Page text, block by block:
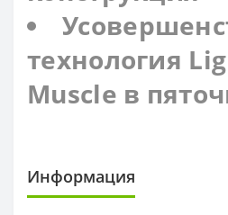
технология
Muscle в
Информация